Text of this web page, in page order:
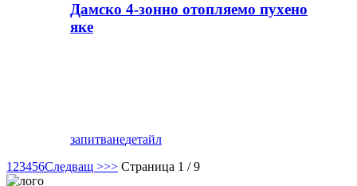
Дамско 4-зонно отопляемо пухено
яке
запитванедетайл
1 23456Следващ >>> Страница 1 / 9